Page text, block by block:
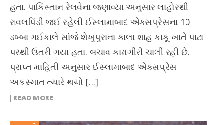
હતા. પાકિસ્તાન રેલવેના જણાવ્યા અનુસાર લાહોરથી
રાવલપિંડી જઈ રહેલી ઈસ્લામાબાદ એક્સપ્રેસના 10
ડબ્બા ગઈકાલે સાંજે શેખુપુરાના કાલા શાહ કાકૂ ખાતે પાટા
પરથી ઉતરી ગયા હતા. બચાવ કામગીરી ચાલી રહી છે.
પ્રાપ્ત માહિતી અનુસાર ઈસ્લામાબાદ એક્સપ્રેસ
અકસ્માત ત્યારે થયો […]
READ MORE